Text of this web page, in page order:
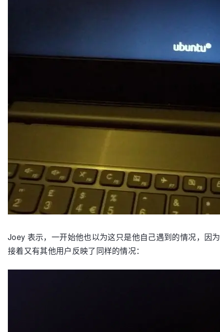
Joey 表示，一开始他也以为这只是他自己遇到的情况，因
接着又有其他用户反映了同样的情况：